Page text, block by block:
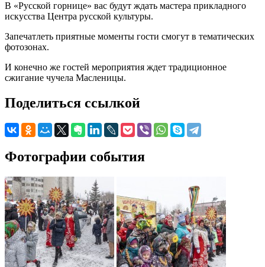
В «Русской горнице» вас будут ждать мастера прикладного
искусства Центра русской культуры.
Запечатлеть приятные моменты гости смогут в тематических
фотозонах.
И конечно же гостей мероприятия ждет традиционное
сжигание чучела Масленицы.
Поделиться ссылкой
Фотографии события